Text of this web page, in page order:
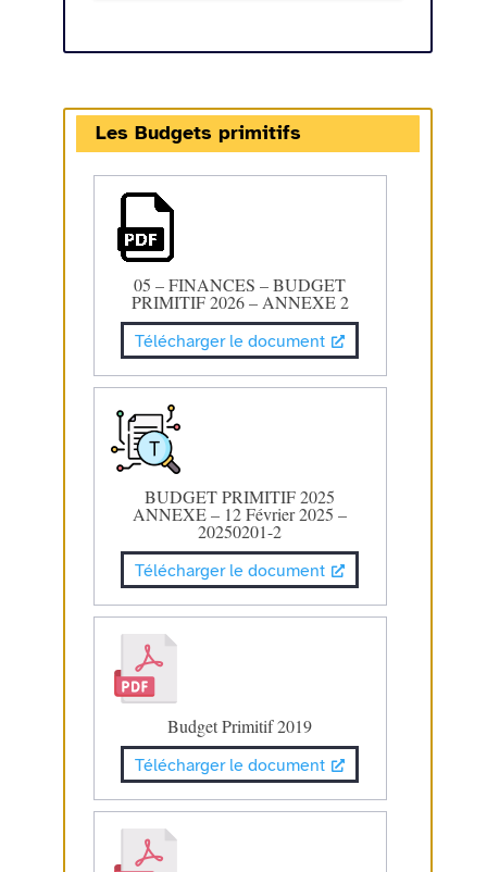
Les Budgets primitifs
05 – FINANCES – BUDGET
PRIMITIF 2026 – ANNEXE 2
Télécharger le document
BUDGET PRIMITIF 2025
ANNEXE – 12 Février 2025 –
20250201-2
Télécharger le document
Budget Primitif 2019
Télécharger le document